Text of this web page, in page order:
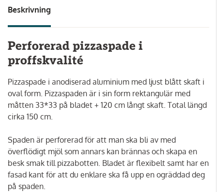
Beskrivning
Perforerad pizzaspade i
proffskvalité
Pizzaspade i anodiserad aluminium med ljust blått skaft i
oval form. Pizzaspaden är i sin form rektangulär med
måtten 33*33 på bladet + 120 cm långt skaft. Total längd
cirka 150 cm.
Spaden är perforerad för att man ska bli av med
överflödigt mjöl som annars kan brännas och skapa en
besk smak till pizzabotten. Bladet är flexibelt samt har en
fasad kant för att du enklare ska få upp en ogräddad deg
på spaden.